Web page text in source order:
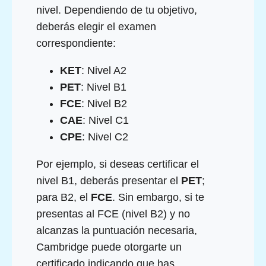
nivel. Dependiendo de tu objetivo,
deberás elegir el examen
correspondiente:
KET: Nivel A2
PET: Nivel B1
FCE: Nivel B2
CAE: Nivel C1
CPE: Nivel C2
Por ejemplo, si deseas certificar el
nivel B1, deberás presentar el PET;
para B2, el FCE. Sin embargo, si te
presentas al FCE (nivel B2) y no
alcanzas la puntuación necesaria,
Cambridge puede otorgarte un
certificado indicando que has